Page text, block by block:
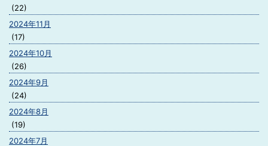
(22)
2024年11月
(17)
2024年10月
(26)
2024年9月
(24)
2024年8月
(19)
2024年7月